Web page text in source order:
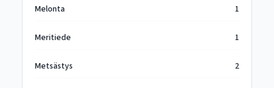
Melonta 1
Meritiede 1
Metsästys 2